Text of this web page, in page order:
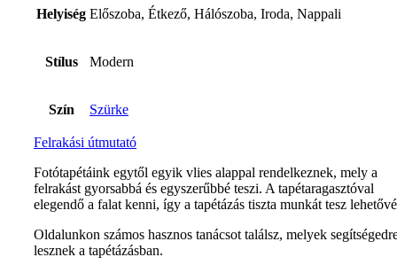
Helyiség Előszoba, Étkező, Hálószoba, Iroda, Nappali
Stílus Modern
Szín Szürke
Felrakási útmutató
Fotótapétáink egytől egyik vlies alappal rendelkeznek, mely a
felrakást gyorsabbá és egyszerűbbé teszi. A tapétaragasztóval
elegendő a falat kenni, így a tapétázás tiszta munkát tesz
Oldalunkon számos hasznos tanácsot találsz, melyek
lesznek a tapétázásban.